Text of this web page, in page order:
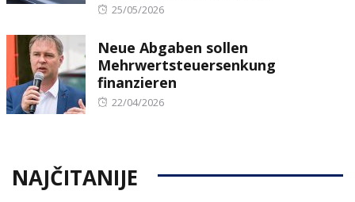
Posted
25/05/2026
Neue Abgaben sollen
Mehrwertsteuersenkung
finanzieren
Posted
22/04/2026
NAJČITANIJE